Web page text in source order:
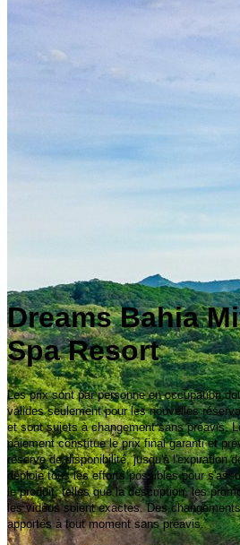
Dreams Bahia
Spa Resort
Les prix sont par personne en occupation
valides seulement pour les nouvelles
et sont sujets à changement sans préavis.
paiement constitue le prix final garanti et
réserve de disponibilité, jusqu'à l'expiration
déploie tous les efforts possibles pour
le produit, telles que la description, les
les vidéos soient exactes. Des
apportés à tout moment sans préavis.